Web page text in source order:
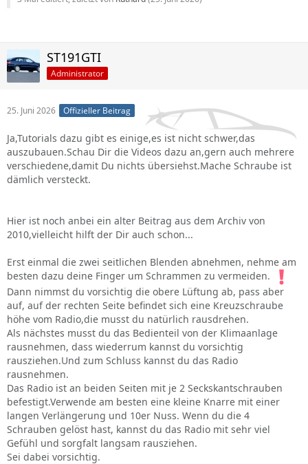
ST191GTI
Administrator
25. Juni 2026 Offizieller Beitrag
Ja,Tutorials dazu gibt es einige,es ist nicht schwer,das
auszubauen.Schau Dir die Videos dazu an,gern auch mehrere
verschiedene,damit Du nichts übersiehst.Mache Schraube ist
dämlich versteckt.
Hier ist noch anbei ein alter Beitrag aus dem Archiv von
2010,vielleicht hilft der Dir auch schon...
Erst einmal die zwei seitlichen Blenden abnehmen, nehme am
besten dazu deine Finger um Schrammen zu vermeiden.
Dann nimmst du vorsichtig die obere Lüftung ab, pass aber
auf, auf der rechten Seite befindet sich eine Kreuzschraube
höhe vom Radio,die musst du natürlich rausdrehen.
Als nächstes musst du das Bedienteil von der Klimaanlage
rausnehmen, dass wiederrum kannst du vorsichtig
rausziehen.Und zum Schluss kannst du das Radio
rausnehmen.
Das Radio ist an beiden Seiten mit je 2 Seckskantschrauben
befestigt.Verwende am besten eine kleine Knarre mit einer
langen Verlängerung und 10er Nuss. Wenn du die 4
Schrauben gelöst hast, kannst du das Radio mit sehr viel
Gefühl und sorgfalt langsam rausziehen.
Sei dabei vorsichtig.